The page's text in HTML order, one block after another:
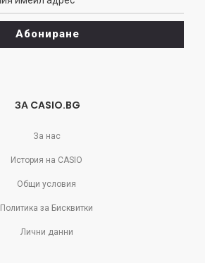
Абониране
ЗА CASIO.BG
За нас
История на CASIO
Общи условия
Политика за Бисквитки
Лични данни